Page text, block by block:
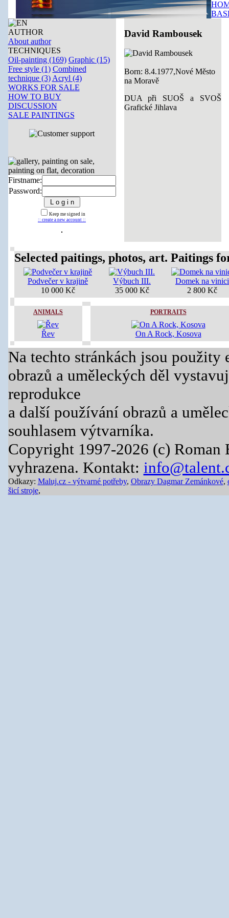
AUTHOR
About author
TECHNIQUES
Oil-painting (169) Graphic (15)
Free style (1) Combined
technique (3) Acryl (4)
WORKS FOR SALE
HOW TO BUY
DISCUSSION
SALE PAINTINGS
Firstname:
Password:
Keep me signed in
:: create a new account ::
David Rambousek
Born: 8.4.1977,Nové Město
na Moravě
DUA při SUOŠ a SVOŠ
Grafické Jihlava
Selected paitings, photos, art. Paitings
Podvečer v krajině
10 000 Kč
Výbuch III.
35 000 Kč
Domek na vinici
2 800 Kč
ANIMALS
Řev
PORTRAITS
On A Rock, Kosova
Na techto stránkách jsou
obrazů a uměleckých děl
reprodukce
a další používání obrazů a
souhlasem výtvarníka.
Copyright 1997-2026 (c) Roman
vyhrazena. Kontakt:
Odkazy: Maluj.cz - výtvarné potřeby, Obrazy Dagmar Zemánkové,
šicí stroje,